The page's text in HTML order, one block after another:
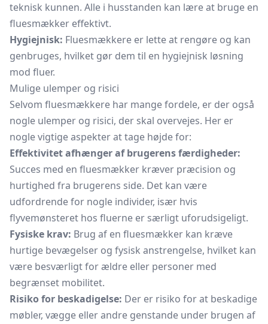
teknisk kunnen. Alle i husstanden kan lære at bruge en
fluesmækker effektivt.
Hygiejnisk: Fluesmækkere er lette at rengøre og kan
genbruges, hvilket gør dem til en hygiejnisk løsning
mod fluer.
Mulige ulemper og risici
Selvom fluesmækkere har mange fordele, er der også
nogle ulemper og risici, der skal overvejes. Her er
nogle vigtige aspekter at tage højde for:
Effektivitet afhænger af brugerens færdigheder:
Succes med en fluesmækker kræver præcision og
hurtighed fra brugerens side. Det kan være
udfordrende for nogle individer, især hvis
flyvemønsteret hos fluerne er særligt uforudsigeligt.
Fysiske krav: Brug af en fluesmækker kan kræve
hurtige bevægelser og fysisk anstrengelse, hvilket kan
være besværligt for ældre eller personer med
begrænset mobilitet.
Risiko for beskadigelse: Der er risiko for at beskadige
møbler, vægge eller andre genstande under brugen af